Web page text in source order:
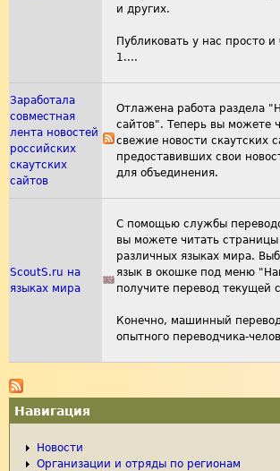
и других.
Публиковать у нас просто и
1....
Заработала
совместная
лента новостей
российских
скаутских
сайтов
Отлажена работа раздела
сайтов". Теперь вы можете
свежие новости скаутских
предоставивших свои
для объединения.
ScoutS.ru на
языках мира
С помощью службы
вы можете читать
различных языках мира.
язык в окошке под меню
получите перевод текущей
Конечно, машинный
опытного переводчика-
Навигация
Новости
Организации и отряды по регионам